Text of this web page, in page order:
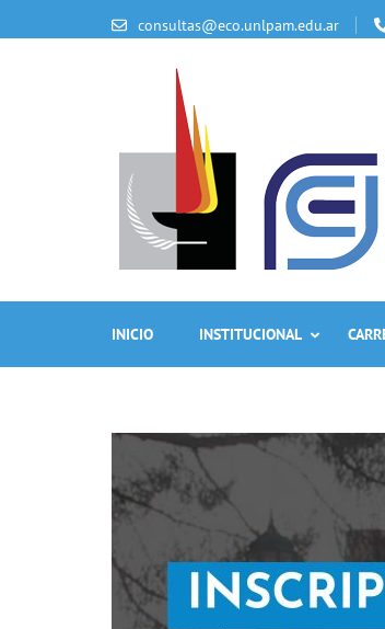
consultas@eco.unlpam.edu.ar
INICIO INSTITUCIONAL